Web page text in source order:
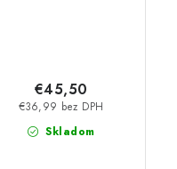
Skladom
€36,99 bez DPH
€45,50